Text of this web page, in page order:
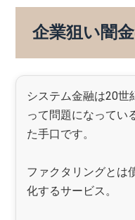
企業狙い闇
システム金融は20世
って問題になってい
た手口です。
ファクタリングとは
化するサービス。